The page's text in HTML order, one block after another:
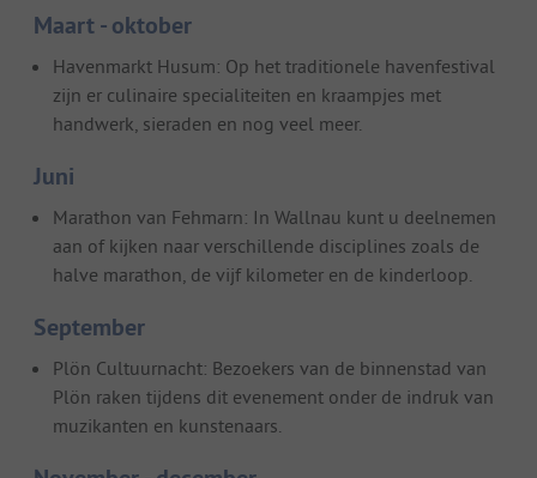
Maart - oktober
Havenmarkt Husum: Op het traditionele havenfestival
zijn er culinaire specialiteiten en kraampjes met
handwerk, sieraden en nog veel meer.
Juni
Marathon van Fehmarn: In Wallnau kunt u deelnemen
aan of kijken naar verschillende disciplines zoals de
halve marathon, de vijf kilometer en de kinderloop.
September
Plön Cultuurnacht: Bezoekers van de binnenstad van
Plön raken tijdens dit evenement onder de indruk van
muzikanten en kunstenaars.